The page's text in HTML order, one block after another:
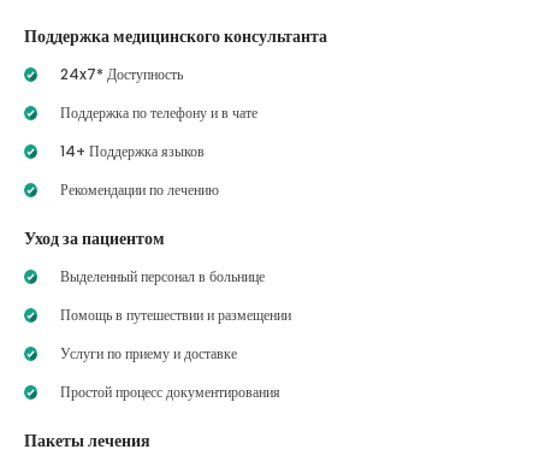
Поддержка медицинского консультанта
24x7* Доступность
Поддержка по телефону и в чате
14+ Поддержка языков
Рекомендации по лечению
Уход за пациентом
Выделенный персонал в больнице
Помощь в путешествии и размещении
Услуги по приему и доставке
Простой процесс документирования
Пакеты лечения